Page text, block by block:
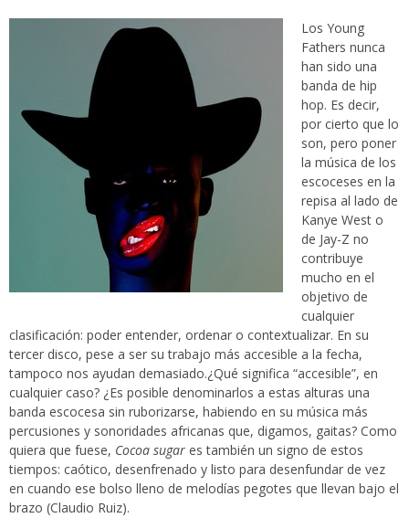
Los Young
Fathers nunca
han sido una
banda de hip
hop. Es decir,
por cierto que lo
son, pero poner
la música de los
escoceses en la
repisa al lado de
Kanye West o
de Jay-Z no
contribuye
mucho en el
objetivo de
cualquier
clasificación: poder entender, ordenar o contextualizar. En su
tercer disco, pese a ser su trabajo más accesible a la fecha,
tampoco nos ayudan demasiado.¿Qué significa “accesible”, en
cualquier caso? ¿Es posible denominarlos a estas alturas una
banda escocesa sin ruborizarse, habiendo en su música más
percusiones y sonoridades africanas que, digamos, gaitas? Como
quiera que fuese, Cocoa sugar es también un signo de estos
tiempos: caótico, desenfrenado y listo para desenfundar de vez
en cuando ese bolso lleno de melodías pegotes que llevan bajo el
brazo (Claudio Ruiz).